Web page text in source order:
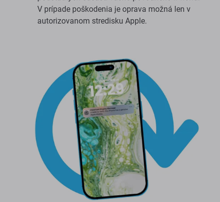
V prípade poškodenia je oprava možná len v
autorizovanom stredisku Apple.